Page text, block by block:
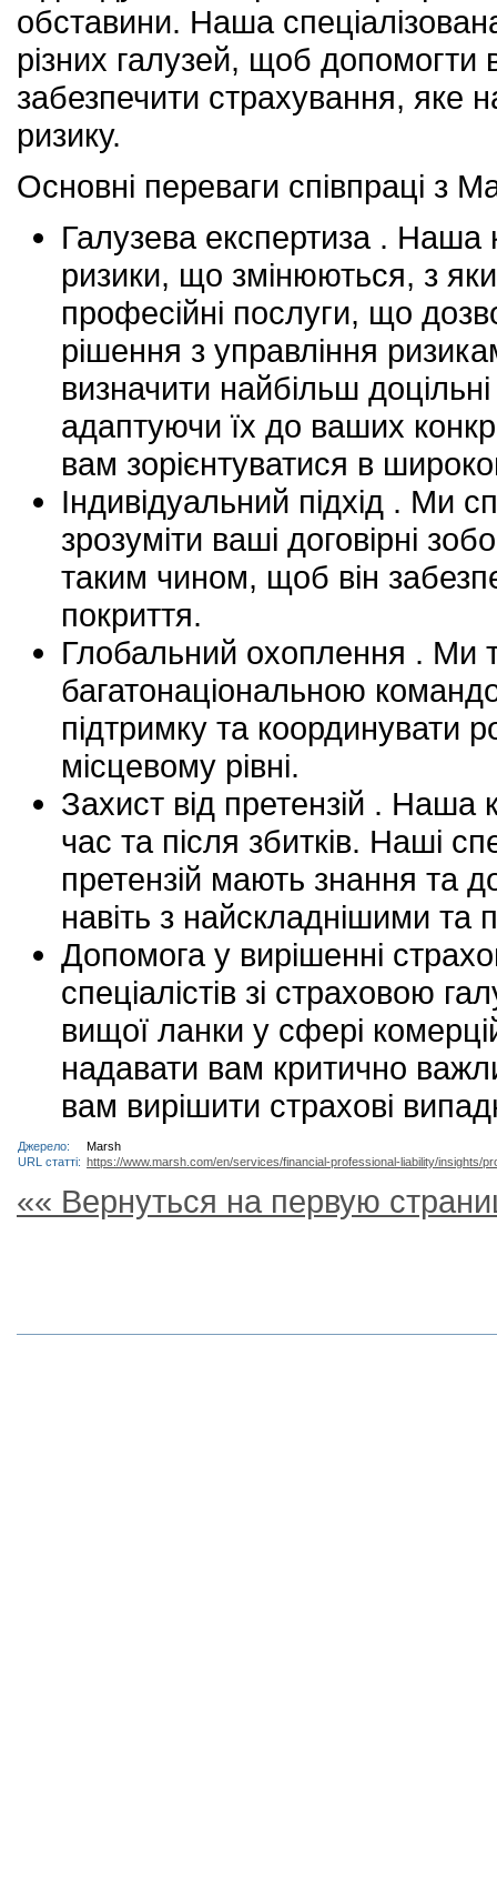
обставини. Наша
різних галузей, щоб допомогти
забезпечити страхування, яке
ризику.
Основні переваги співпраці з
Галузева експертиза . Наша
ризики, що змінюються, з
професійні послуги, що
рішення з управління
визначити найбільш
адаптуючи їх до ваших
вам зорієнтуватися в
Індивідуальний підхід . Ми
зрозуміти ваші договірні
таким чином, щоб він
покриття.
Глобальний охоплення . Ми
багатонаціональною
підтримку та координувати
місцевому рівні.
Захист від претензій .
час та після збитків. Наші
претензій мають знання та
навіть з найскладнішими та
Допомога у вирішенні
спеціалістів зі страховою
вищої ланки у сфері
надавати вам критично
вам вирішити страхові
Джерело:
Marsh
URL статті: https://www.marsh.com/en/services/financial-professional-liability/insights/
«« Вернуться на первую